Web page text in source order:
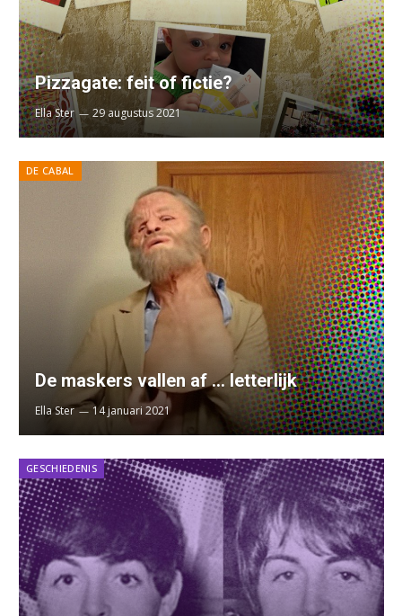
Pizzagate: feit of fictie?
Ella Ster 29 augustus 2021
DE CABAL
De maskers vallen af … letterlijk
Ella Ster 14 januari 2021
GESCHIEDENIS